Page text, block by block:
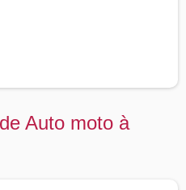
Auto moto à